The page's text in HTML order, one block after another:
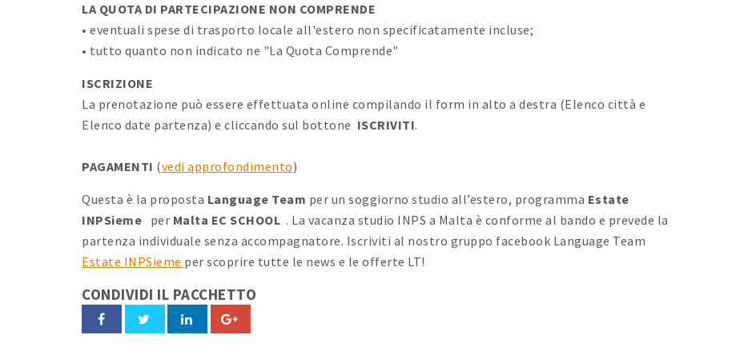
LA QUOTA DI PARTECIPAZIONE NON COMPRENDE
• eventuali spese di trasporto locale all'estero non specificatamente incluse;
• tutto quanto non indicato ne "La Quota Comprende"
ISCRIZIONE
La prenotazione può essere effettuata online compilando il form in alto a destra (Elenco città e
Elenco date partenza) e cliccando sul bottone ISCRIVITI.
PAGAMENTI (vedi approfondimento)
Questa è la proposta Language Team per un soggiorno studio all’estero, programma Estate
INPSieme per Malta EC SCHOOL . La vacanza studio INPS a Malta è conforme al bando e prevede la
partenza individuale senza accompagnatore. Iscriviti al nostro gruppo facebook Language Team
Estate INPSieme per scoprire tutte le news e le offerte LT!
CONDIVIDI IL PACCHETTO